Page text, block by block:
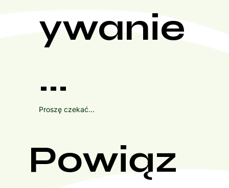
ywanie
...
Proszę czekać...
Powiąz